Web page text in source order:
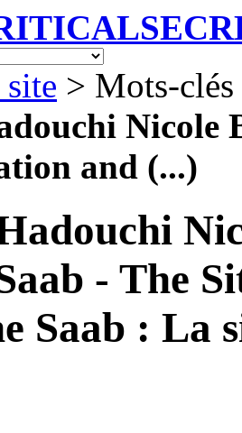
> Mots-
Nicole
and (...)
- The
Saab : La